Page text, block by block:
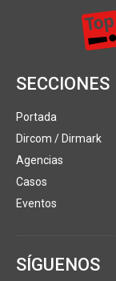
SECCIONES
Portada
Dircom / Dirmark
Agencias
Casos
Eventos
SÍGUENOS